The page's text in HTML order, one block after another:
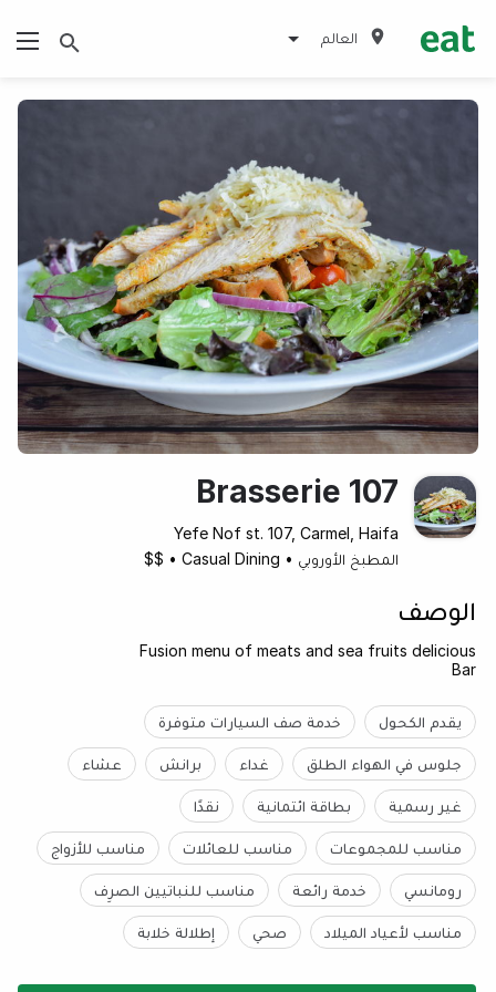
العالم
Brasserie 107
Yefe Nof st. 107, Carmel, Haifa
المطبخ الأوروبي •
Casual Dining
•
$$
الوصف
Fusion menu of meats and sea fruits delicious
Bar
يقدم الكحول خدمة صف السيارات متوفرة
جلوس في الهواء الطلق غداء برانش عشاء
غير رسمية بطاقة ائتمانية نقدًا
مناسب للمجموعات مناسب للعائلات مناسب للأزواج
رومانسي خدمة رائعة مناسب للنباتيين الصرِف
مناسب لأعياد الميلاد صحي إطلالة خلابة